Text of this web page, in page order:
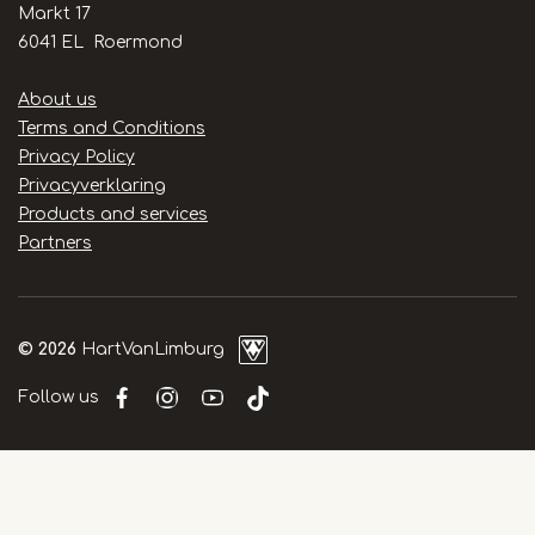
Markt 17
6041 EL Roermond
Handige
links
About us
Terms and Conditions
Privacy Policy
Privacyverklaring
Products and services
Partners
© 2026 HartVanLimburg
Follow us